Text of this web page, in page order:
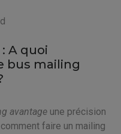
A quoi
bus mailing
avantage une précision
faire un mailing